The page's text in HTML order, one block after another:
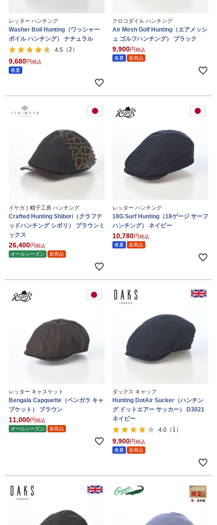
レッター ハンチング
Washer Boil Hunting（ワッシャー
ボイル ハンチング） ナチュラル
4.5 （2）
9,680
税込
春夏
クロコダイル ハンチング
Air Mesh Golf Hunting（エアメッシ
ュ ゴルフハンチング） ブラック
9,900
税込
春夏
新商品
イケガミ帽子工房 ハンチング
Crafted Hunting Shibori（クラフテ
ッドハンチング シボリ） ブラウンミ
ックス
26,400
税込
オールシーズン
新商品
レッター ハンチング
18G Surf Hunting（18ゲージ サーフ
ハンチング） ネイビー
10,780
税込
春夏
新商品
レッター キャスケット
Bengala Capquette（ベンガラ キャ
プケット） ブラウン
11,000
税込
オールシーズン
新商品
ダックス キャップ
Hunting DotAir Sucker（ハンチン
グ ドットエアー サッカー） D3021
ネイビー
4.0 （1）
9,900
税込
春夏
新商品